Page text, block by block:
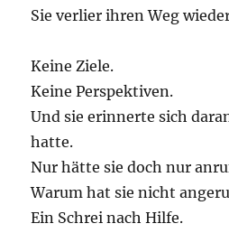
Sie verlier ihren Weg
Keine Ziele.
Keine Perspektiven.
Und sie erinnerte sich
hatte.
Nur hätte sie doch nur
Warum hat sie nicht
Ein Schrei nach Hilfe.